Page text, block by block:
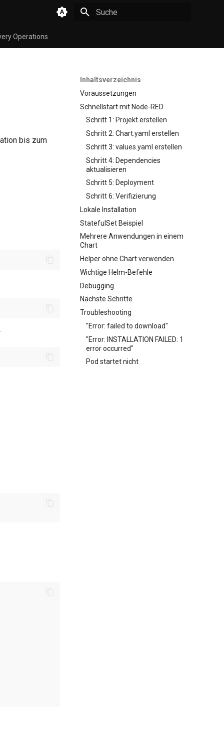
Operations
Inhaltsverzeichnis
Voraussetzungen
Schnellstart mit Node-RED
Schritt 1: Projekt erstellen
Schritt 2: Chart.yaml erstellen
Schritt 3: values.yaml erstellen
Schritt 4: Dependencies
aktualisieren
Schritt 5: Deployment
Schritt 6: Verifizierung
Lokale Installation
StatefulSet Beispiel
Mehrere Anwendungen in einem
Chart
Helper ohne Chart verwenden
Wichtige Helm-Befehle
Debugging
Nächste Schritte
Troubleshooting
"Error: failed to download"
"Error: INSTALLATION FAILED: 1
error occurred"
Pod startet nicht
bis zum